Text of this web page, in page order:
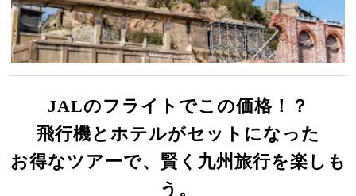
JALのフライトでこの価格！？
飛行機とホテルがセットになった
お得なツアーで、賢く九州旅行を楽しも
う。